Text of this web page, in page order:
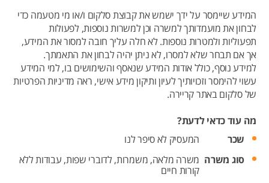
המידע שיימסר על ידך ישמש את קבוצת סלקום ו/או מי מטעמה כדי
לבחון את מועמדותך למשרה וכן למשרות נוספות, לפעולות
תפעוליות ולמטרות נוספות. לא חלה עליך חובה למסור את המידע,
אך אם תבחר שלא למסרו, לא ניתן יהיה לבחון את התאמתך.
למידע נוסף, כולל אודות המידע שנאסף והשימושים בו, למי המידע
עשוי להימסר וזכויותיך לעיון ותיקון מידע אישי, ראה מדיניות הפרטיות
של סלקום באתר קריירה.
מה עוד כדאי לדעת?
שכר
המעסיק לא סיפר לנו
סוג משרה משרה מלאה, משמרות,לדוברי שפות, עבודות ללא
קורות חיים